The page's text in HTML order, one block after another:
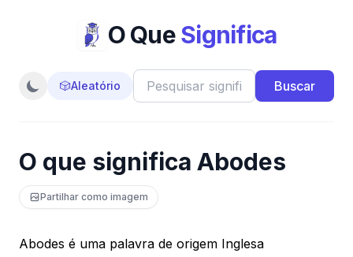
O QueSignifica
🎲Aleatório Buscar
O que significa Abodes
Partilhar como imagem
Abodes é uma palavra de origem Inglesa